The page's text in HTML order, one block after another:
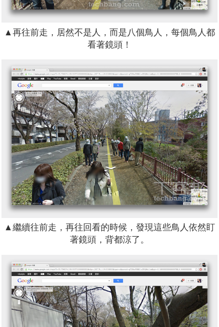
▲再往前走，居然不是人，而是八個鳥人，每個鳥人都
看著鏡頭！
▲繼續往前走，再往回看的時候，發現這些鳥人依然盯
著鏡頭，背都涼了。